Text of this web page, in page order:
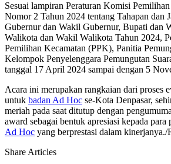
Sesuai lampiran Peraturan Komisi
Nomor 2 Tahun 2024 tentang Tahapan dan
Gubernur dan Wakil Gubernur, Bupati dan
Walikota dan Wakil Walikota Tahun 2024,
Pemilihan Kecamatan (PPK), Panitia
Kelompok Penyelenggara Pemungutan
tanggal 17 April 2024 sampai dengan 5
Acara ini merupakan rangkaian dari proses
untuk badan Ad Hoc se-Kota Denpasar,
meriah pada saat ditutup dengan
award sebagai bentuk apresiasi kepada para
Ad Hoc yang berprestasi dalam
Share Articles